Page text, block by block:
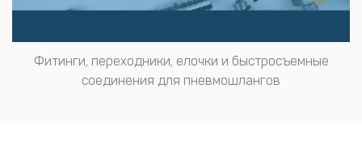
Фитинги, переходники, елочки и быстросъемные
соединения для пневмошлангов